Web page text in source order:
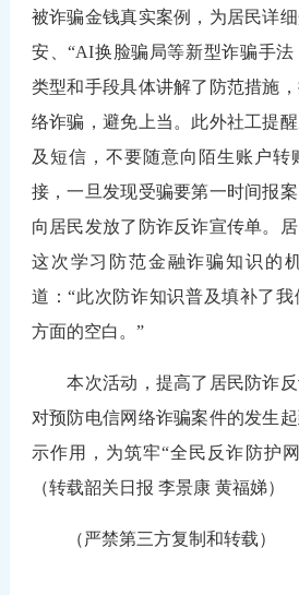
被诈骗金钱真实案例，为居民详
安、“AI换脸骗局等新型诈骗手
类型和手段具体讲解了防范措施
络诈骗，避免上当。此外社工提
及短信，不要随意向陌生账户转
接，一旦发现受骗要第一时间报
向居民发放了防诈反诈宣传单。
这次学习防范金融诈骗知识的
道：“此次防诈知识普及填补了
方面的空白。”
本次活动，提高了居民防诈反
对预防电信网络诈骗案件的发生
示作用，为筑牢“全民反诈防护
（转载韶关日报 李景康 黄福娣）
（严禁第三方复制和转载）